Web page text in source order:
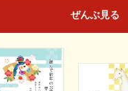
ぜんぶ見る